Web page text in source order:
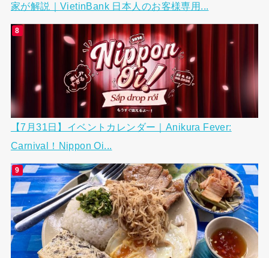
家が解説｜VietinBank 日本人のお客様専用...
【7月31日】イベントカレンダー｜Anikura Fever:
Carnival！Nippon Oi...